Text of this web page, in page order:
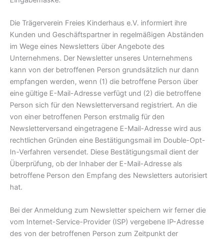
Die Trägerverein Freies Kinderhaus e.V. informiert ihre
Kunden und Geschäftspartner in regelmäßigen Abständen
im Wege eines Newsletters über Angebote des
Unternehmens. Der Newsletter unseres Unternehmens
kann von der betroffenen Person grundsätzlich nur dann
empfangen werden, wenn (1) die betroffene Person über
eine gültige E-Mail-Adresse verfügt und (2) die betroffene
Person sich für den Newsletterversand registriert. An die
von einer betroffenen Person erstmalig für den
Newsletterversand eingetragene E-Mail-Adresse wird aus
rechtlichen Gründen eine Bestätigungsmail im Double-Opt-
In-Verfahren versendet. Diese Bestätigungsmail dient der
Überprüfung, ob der Inhaber der E-Mail-Adresse als
betroffene Person den Empfang des Newsletters autorisiert
hat.
Bei der Anmeldung zum Newsletter speichern wir ferner die
vom Internet-Service-Provider (ISP) vergebene IP-Adresse
des von der betroffenen Person zum Zeitpunkt der